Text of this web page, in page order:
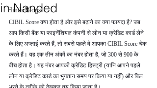
Hindi Blogs
in Nanded
CIBIL Score क्या होता है और इसे बढ़ाने का क्या फायदा है? जब
आप किसी बैंक या फाइनेंशियल कंपनी से लोन या क्रेडिट कार्ड लेने
के लिए अप्लाई करते हैं, तो सबसे पहले वे आपका CIBIL Score चेक
करते हैं। यह एक तीन अंकों का नंबर होता है, जो 300 से 900 के
बीच होता है। यह नंबर आपकी क्रेडिट हिस्ट्री (यानि आपने पहले
लोन या क्रेडिट कार्ड का भुगतान समय पर किया या नहीं) और बिल